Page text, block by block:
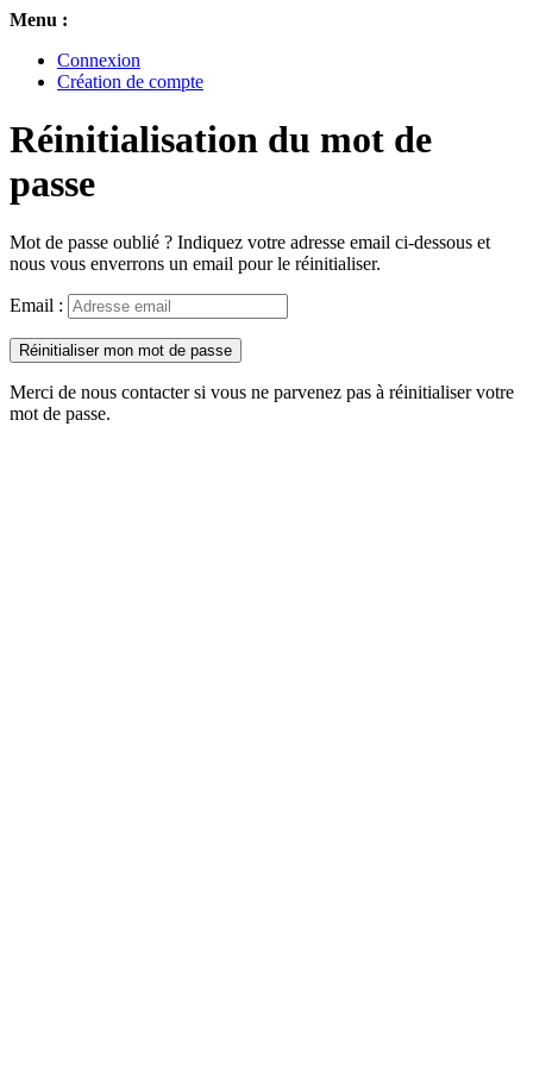
Menu :
Connexion
Création de compte
Réinitialisation du mot de
passe
Mot de passe oublié ? Indiquez votre adresse email ci-dessous et
nous vous enverrons un email pour le réinitialiser.
Email :
Réinitialiser mon mot de passe
Merci de nous contacter si vous ne parvenez pas à réinitialiser votre
mot de passe.